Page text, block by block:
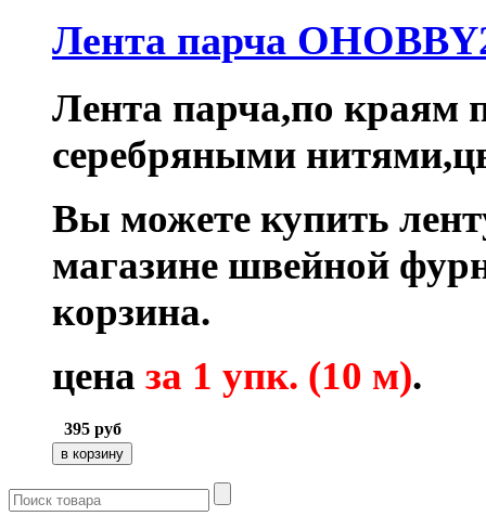
Лента парча
Лента парча,по краям
серебряными
Вы можете купить
магазине швейной
корзина.
цена за 1 упк. (10 м).
395 руб